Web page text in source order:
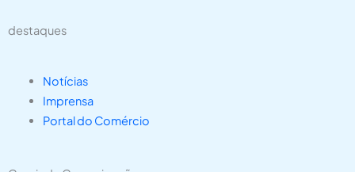
destaques
Notícias
Imprensa
Portal do Comércio